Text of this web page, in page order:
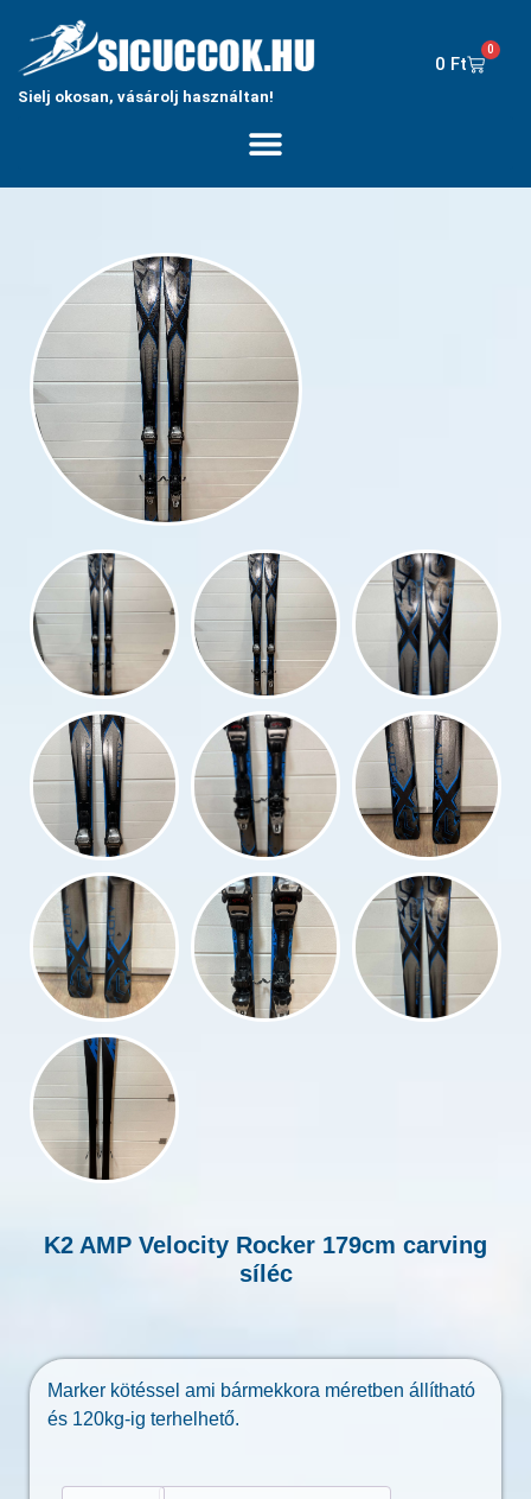
Sielj okosan, vásárolj használtan!
0 Ft
0
K2 AMP Velocity Rocker 179cm carving
síléc
Marker kötéssel ami bármekkora méretben állítható
és 120kg-ig terhelhető.